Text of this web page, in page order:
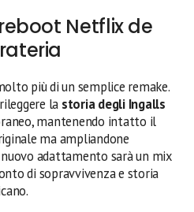
Netflix de
più di un semplice remake.
la storia degli Ingalls
mantenendo intatto il
ma ampliandone
adattamento sarà un mix
di sopravvivenza e storia